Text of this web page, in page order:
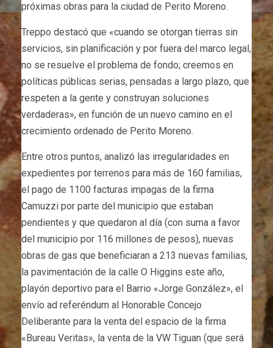
próximas obras para la ciudad de Perito Moreno.
Treppo destacó que «cuando se otorgan tierras sin
servicios, sin planificación y por fuera del marco legal,
no se resuelve el problema de fondo; creemos en
políticas públicas serias, pensadas a largo plazo, que
respeten a la gente y construyan soluciones
verdaderas», en función de un nuevo camino en el
crecimiento ordenado de Perito Moreno.
Entre otros puntos, analizó las irregularidades en
expedientes por terrenos para más de 160 familias,
el pago de 1100 facturas impagas de la firma
Camuzzi por parte del municipio que estaban
pendientes y que quedaron al día (con suma a favor
del municipio por 116 millones de pesos), nuevas
obras de gas que beneficiaran a 213 nuevas familias,
la pavimentación de la calle O Higgins este año,
playón deportivo para el Barrio «Jorge González», el
envío ad referéndum al Honorable Concejo
Deliberante para la venta del espacio de la firma
«Bureau Veritas», la venta de la VW Tiguan (que será